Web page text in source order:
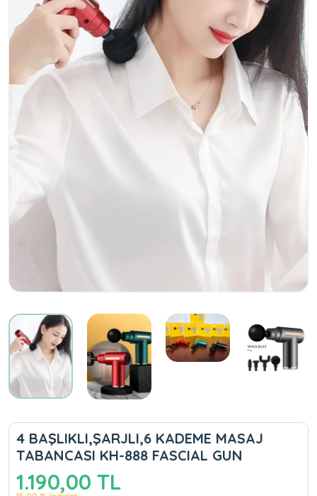
4 BAŞLIKLI,ŞARJLI,6 KADEME MASAJ
TABANCASI KH-888 FASCIAL GUN
1.190,00 TL